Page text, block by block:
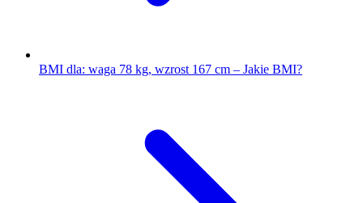
BMI dla: waga 78 kg, wzrost 167 cm – Jakie BMI?